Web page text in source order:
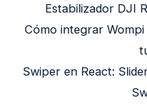
Estabilizador DJI
Cómo integrar
Swiper en React: